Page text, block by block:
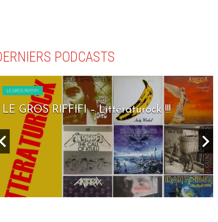
PODCASTS
LE GROS RIFFIFI
LE GROS RIFFIFI – Littératurock !!!